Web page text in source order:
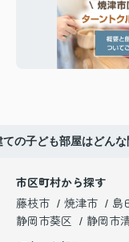
ての子ども部屋はどん
市区町村から探す
藤枝市
焼津市 島
静岡市葵区
静岡市